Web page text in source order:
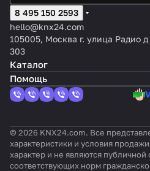
8 495 150 2593
hello@knx24.com
105005, Москва г. улица Радио
303
Каталог
Помощь
© 2026 KNX24.com. Все
характеристики и условия
характер и не являются
соответствующих норм